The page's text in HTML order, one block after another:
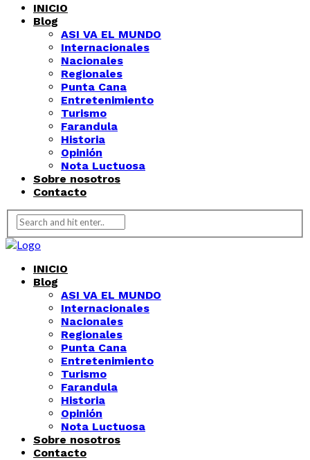
INICIO
Blog
ASI VA EL MUNDO
Internacionales
Nacionales
Regionales
Punta Cana
Entretenimiento
Turismo
Farandula
Historia
Opinión
Nota Luctuosa
Sobre nosotros
Contacto
INICIO
Blog
ASI VA EL MUNDO
Internacionales
Nacionales
Regionales
Punta Cana
Entretenimiento
Turismo
Farandula
Historia
Opinión
Nota Luctuosa
Sobre nosotros
Contacto